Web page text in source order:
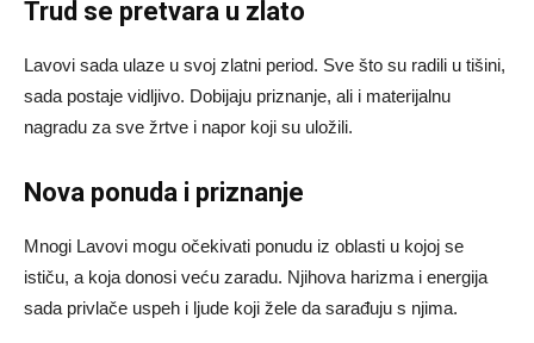
Trud se pretvara u zlato
Lavovi sada ulaze u svoj zlatni period. Sve što su radili u tišini,
sada postaje vidljivo. Dobijaju priznanje, ali i materijalnu
nagradu za sve žrtve i napor koji su uložili.
Nova ponuda i priznanje
Mnogi Lavovi mogu očekivati ponudu iz oblasti u kojoj se
ističu, a koja donosi veću zaradu. Njihova harizma i energija
sada privlače uspeh i ljude koji žele da sarađuju s njima.